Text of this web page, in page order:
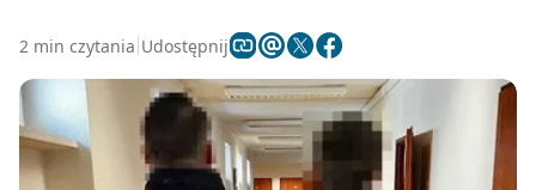
2 min czytania Udostępnij